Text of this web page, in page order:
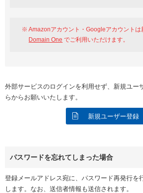
Amazonアカウント・Googleアカウント
Domain One でご利用いただけます。
外部サービスのログインを利用せず、新規ユー
らからお願いいたします。
新規ユーザー登録
パスワードを忘れてしまった場合
登録メールアドレス宛に、パスワード再発行を
します。なお、送信者情報も送信されます。